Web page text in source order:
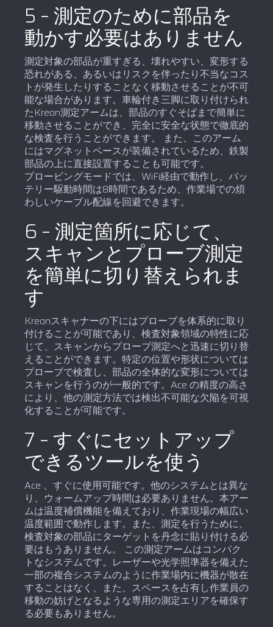
5 – 測定のために部品を
動かす必要はありません
測定対象の部品が重すぎる、壊れやすい、変形する
恐れがある、あるいはリスクを伴ったり不当なコス
トが発生したりすることなく移動させることが不可
能な場合があります。車輪付き三脚に取り付けられ
たKreon測定アームは、部品のすぐそばまで簡単に
移動させることができ、完全に安全な状態で徹底的
な検査を行うことができます。 また、このアーム
にはマグネットベースが装備されているため、鉄製
部品の上に直接設置することも可能です。
プロービングモードでは、WiFi経由で動作し、バッ
テリー駆動時間は8時間であるため、作業場での煩
わしいケーブル配線を回避できます。
6 – 測定箇所に応じて、
スキャンとプローブ測定
を簡単に切り替えられま
す
Kreonスキャナーの下にはプローブを体系的に取り
付けることが可能であり、検査対象領域の特性に応
じて、スキャンからプローブ測定へと迅速に切り替
えることができます。特定の位置や形状については
プローブで検査し、部品の全体的な変形については
スキャンを行うのが一般的です。Ace の精度の高さ
により、他の測定方法では検出不可能な欠陥を可視
化することが可能です。
7 – すぐにセットアップ
できるツールを使う
Ace 、すぐに使用可能です。他のシステムとは異な
り、ウォームアップ時間は必要ありません。本アー
ムは温度補償機能を備えており、作業現場の幅広い
温度範囲で動作します。また、測定を行うために、
検査対象の部品にターゲットを丹念に貼り付ける必
要はもうありません。 この測定アームはコンパク
トなシステムです。レーザーや光学照準器を備えた
一部の複合システムのように作業場内に機器が散在
することはなく、また、スペースを占有し作業員の
移動の妨げとなるような専用の測定エリアを確保す
る必要もありません。